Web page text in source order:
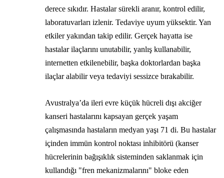
derece sıkıdır. Hastalar sürekli aranır, kontrol edilir,
laboratuvarları izlenir. Tedaviye uyum yüksektir. Yan
etkiler yakından takip edilir. Gerçek hayatta ise
hastalar ilaçlarını unutabilir, yanlış kullanabilir,
internetten etkilenebilir, başka doktorlardan başka
ilaçlar alabilir veya tedaviyi sessizce bırakabilir.
Avustralya’da ileri evre küçük hücreli dışı akciğer
kanseri hastalarını kapsayan gerçek yaşam
çalışmasında hastaların medyan yaşı 71 di. Bu hastalar
içinden immün kontrol noktası inhibitörü (kanser
hücrelerinin bağışıklık sisteminden saklanmak için
kullandığı "fren mekanizmalarını" bloke eden